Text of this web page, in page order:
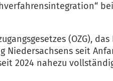
(OZG),
seit
2024 nahezu